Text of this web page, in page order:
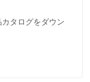
タログをダウン